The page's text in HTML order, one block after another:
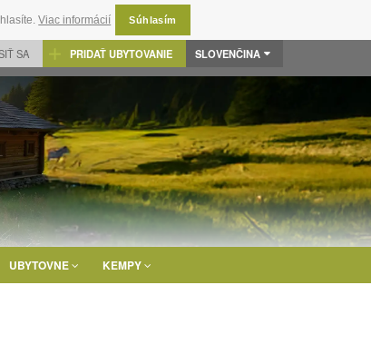
Viac informácií Súhlasím
SA PRIDAŤ UBYTOVANIE SLOVENČINA
UBYTOVNE KEMPY